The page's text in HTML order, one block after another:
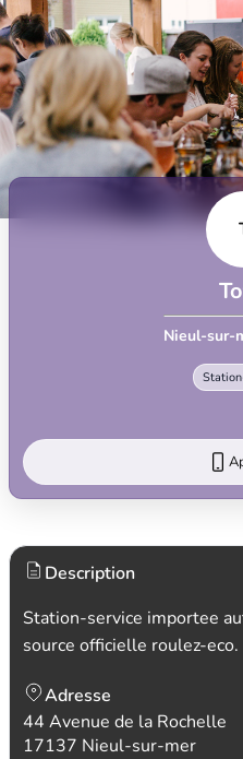
Nieul-sur-
Description
Station-service importee
source officielle roulez-eco.
Adresse
44 Avenue de la Rochelle
17137 Nieul-sur-mer